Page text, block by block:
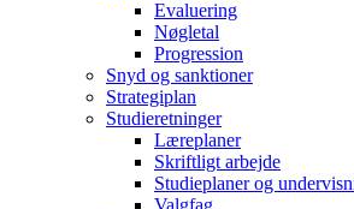
Evaluering
Nøgletal
Progression
Snyd og sanktioner
Strategiplan
Studieretninger
Læreplaner
Skriftligt arbejde
Studieplaner og
Valgfag